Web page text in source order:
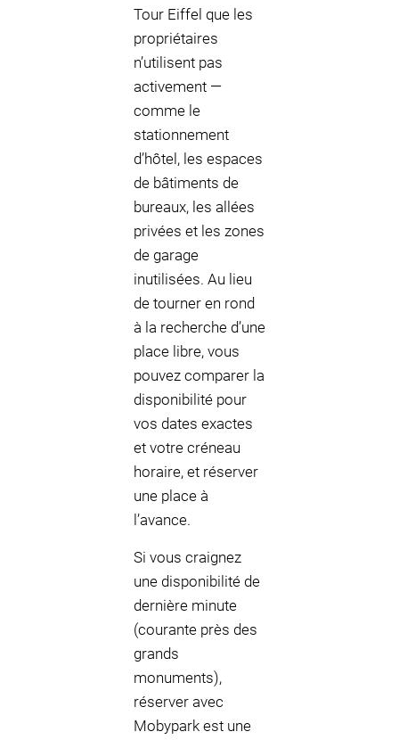
Tour Eiffel que les
propriétaires
n’utilisent pas
activement —
comme le
stationnement
d’hôtel, les espaces
de bâtiments de
bureaux, les allées
privées et les zones
de garage
inutilisées. Au lieu
de tourner en rond
à la recherche d’une
place libre, vous
pouvez comparer la
disponibilité pour
vos dates exactes
et votre créneau
horaire, et réserver
une place à
l’avance.
Si vous craignez
une disponibilité de
dernière minute
(courante près des
grands
monuments),
réserver avec
Mobypark est une